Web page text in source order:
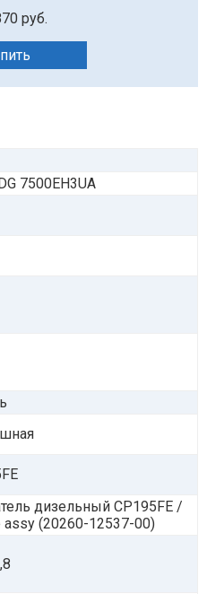
руб.
7500EH3UA
дизельный CP195FE /
assy (20260-12537-00)